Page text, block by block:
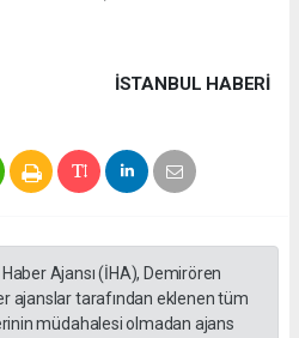
İSTANBUL HABERİ
Ajansı (İHA), Demirören
ajanslar tarafından eklenen tüm
müdahalesi olmadan ajans